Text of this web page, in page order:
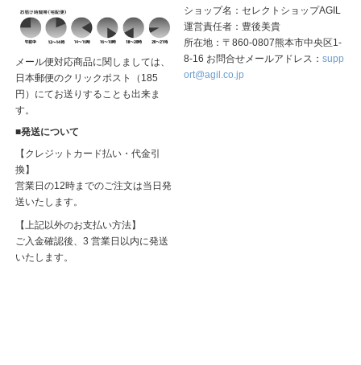
メール便対応商品に関しましては、
日本郵便のクリックポスト（185
円）にてお送りすることも出来ま
す。
■発送について
【クレジットカード払い・代金引
換】
営業日の12時までのご注文は当日発
送いたします。
【上記以外のお支払い方法】
ご入金確認後、3 営業日以内に発送
いたします。
ショップ名：セレクトショップAGIL
運営責任者：豊後美貴
所在地：〒860-0807熊本市中央区1-
8-16 お問合せメールアドレス：supp
ort@agil.co.jp